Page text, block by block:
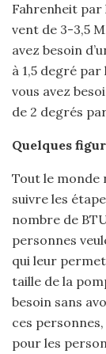
Fahrenheit par
vent de 3-3,5
avez besoin
à 1,5 degré
vous avez
de 2 degrés
Quelques
Tout le monde
suivre les
nombre de
personnes
qui leur
taille de la
besoin sans
ces
pour les